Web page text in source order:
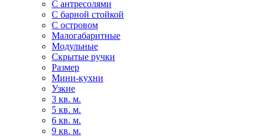
С антресолями
С барной стойкой
С островом
Малогабаритные
Модульные
Скрытые ручки
Размер
Мини-кухни
Узкие
3 кв. м.
5 кв. м.
6 кв. м.
9 кв. м.